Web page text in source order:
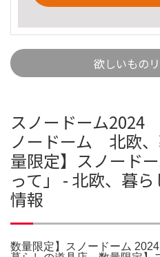
欲しいもの
スノードーム
ノードーム 北欧
量限定】スノード
って」 - 北欧、暮
情報
数量限定】スノードーム